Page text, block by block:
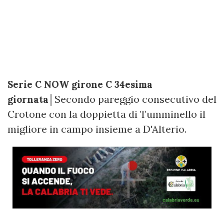
Serie C NOW girone C 34esima
giornata│ Secondo pareggio consecutivo del
Crotone con la doppietta di Tumminello il
migliore in campo insieme a D'Alterio.